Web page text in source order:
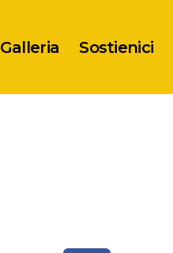
Galleria Sostienici